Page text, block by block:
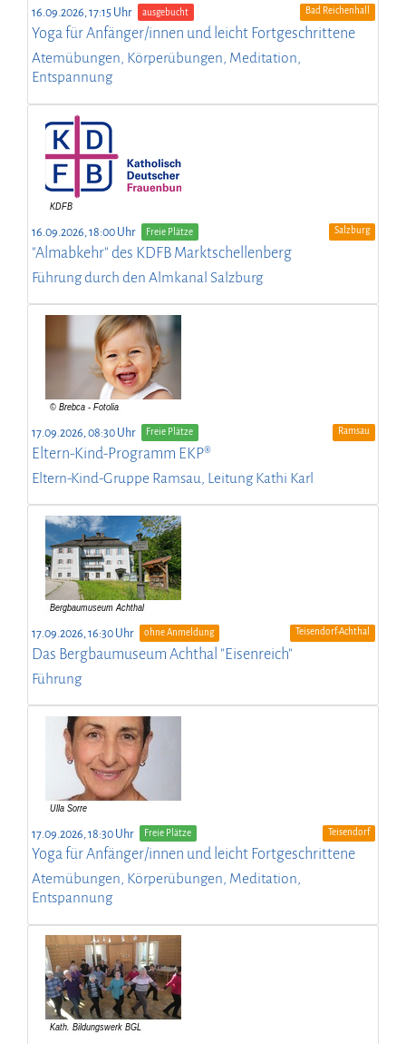
16.09.2026, 17:15 Uhr ausgebucht Bad Reichenhall
Yoga für Anfänger/innen und leicht Fortgeschrittene
Atemübungen, Körperübungen, Meditation,
Entspannung
16.09.2026, 18:00 Uhr Freie Plätze Salzburg
"Almabkehr" des KDFB Marktschellenberg
Führung durch den Almkanal Salzburg
17.09.2026, 08:30 Uhr Freie Plätze Ramsau
Eltern-Kind-Programm EKP®
Eltern-Kind-Gruppe Ramsau, Leitung Kathi Karl
17.09.2026, 16:30 Uhr ohne Anmeldung Teisendorf-Achthal
Das Bergbaumuseum Achthal "Eisenreich"
Führung
17.09.2026, 18:30 Uhr Freie Plätze Teisendorf
Yoga für Anfänger/innen und leicht Fortgeschrittene
Atemübungen, Körperübungen, Meditation,
Entspannung